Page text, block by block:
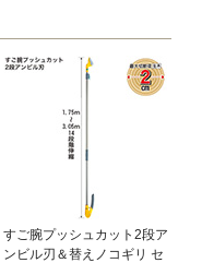
すご腕プッシュカット2段ア
ンビル刃＆替えノコギリ セ